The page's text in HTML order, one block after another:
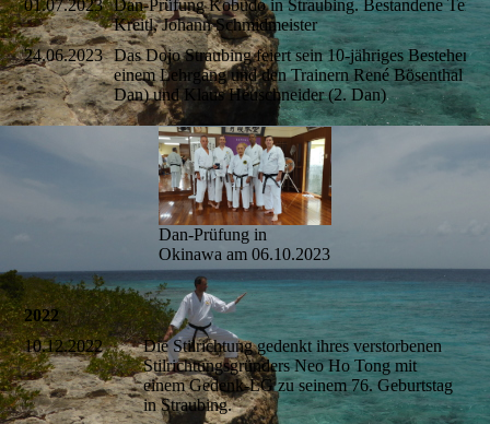
01.07.2023 Dan-Prüfung Kobudo in Straubing. Bestandene
Kreitl, Johann Schmidmeister
24.06.2023 Das Dojo Straubing feiert sein 10-jähriges Bestehen
einem Lehrgang und den Trainern René Bösenthal
Dan) und Klaus Heuschneider (2. Dan)
Dan-Prüfung in
Okinawa am 06.10.2023
2022
10.12.2022
Die Stilrichtung gedenkt ihres verstorbenen
Stilrichtungsgründers Neo Ho Tong mit
einem Gedenk-LG zu seinem 76. Geburtstag
in Straubing.